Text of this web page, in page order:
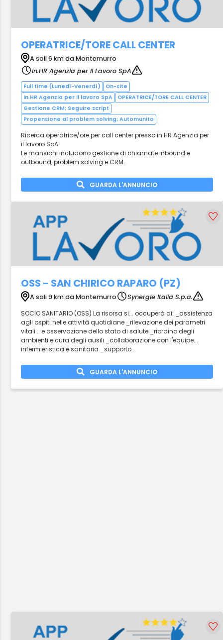
OPERATRICE/TORE CALL CENTER
A soli 6 km da Montemurro
in.HR Agenzia per il Lavoro SpA
Full time (Lunedì-Venerdì)
On-site
in.HR Agenzia per il lavoro SpA
OPERATRICE/TORE CALL CENTER
Gestione CRM; Seguire script
Propensione al problem solving; Automunito
Ricerca operatrice/ore per call center presso in.HR Agenzia per
il lavoro SpA.
Le mansioni includono gestione di chiamate inbound e
outbound, problem solving e CRM.
GUARDA L'ANNUNCIO
OSS - SAN CHIRICO RAPARO (PZ)
A soli 9 km da Montemurro
Synergie Italia S.p.a.
SOCIO SANITARIO (OSS) La risorsa si... occuperà di: _assistenza
agli ospiti nelle attività quotidiane _rilevazione dei parametri
vitali... e osservazione dello stato di salute _riordino degli
ambienti e cura degli ausili _collaborazione con l'equipe...
infermieristica e sanitaria _supporto...
GUARDA L'ANNUNCIO